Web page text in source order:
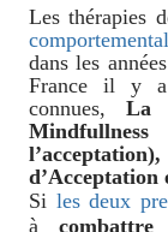
Les thérapies
dans les
France il y a
connues,La
d’Acceptation
Si les deux
à